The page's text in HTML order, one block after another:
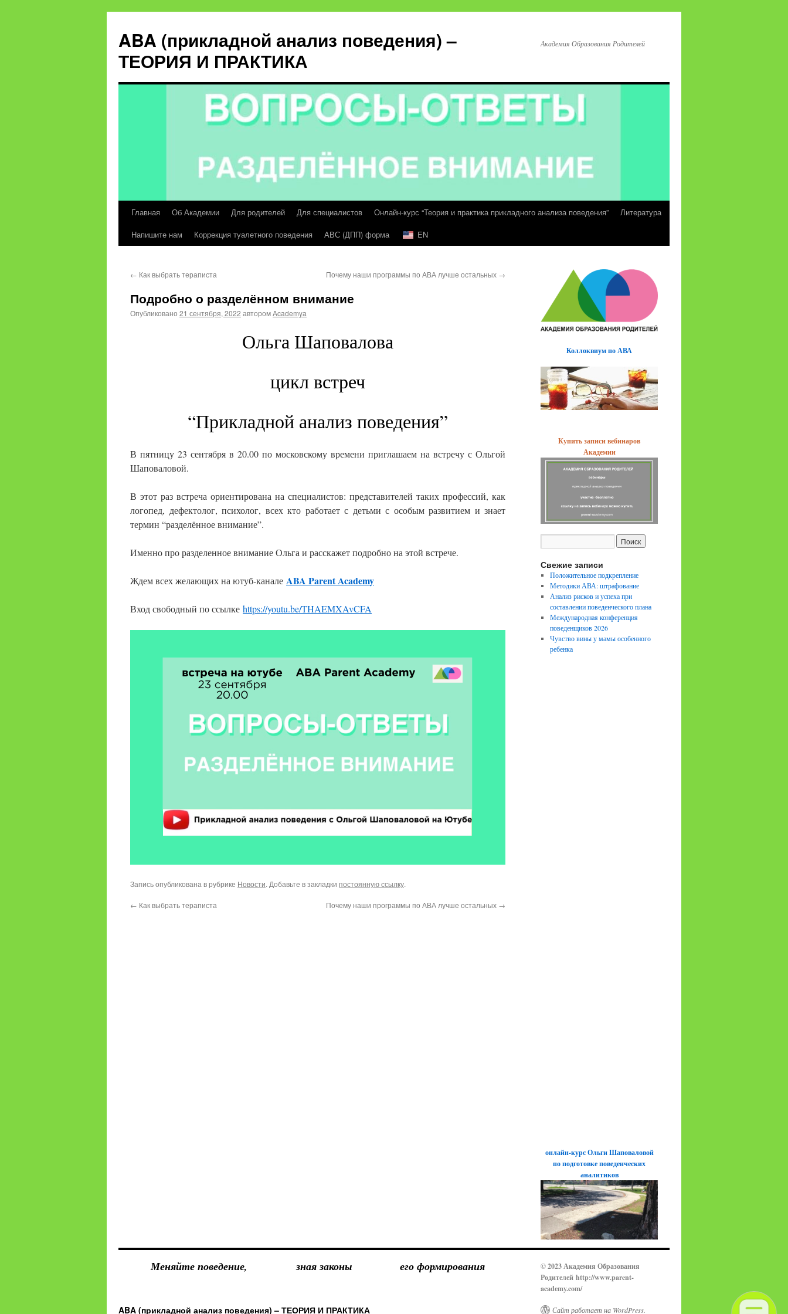
ABA (прикладной анализ поведения) –
ТЕОРИЯ И ПРАКТИКА
Академия Образования Родителей
Перейти
Главная Об Академии Для родителей Для специалистов Онлайн-курс “Теория и практика прикладного анализа поведения”
Литература
Напишите нам
Коррекция туалетного поведения АВС (ДПП) форма EN
← Как выбрать тераписта Почему наши программы по АВА лучше остальных →
Подробно о разделённом внимание
Опубликовано 21 сентября, 2022 авторомAcademya
Ольга Шаповалова
цикл встреч
“Прикладной анализ поведения”
В пятницу 23 сентября в 20.00 по московскому времени приглашаем на встречу с Ольгой
Шаповаловой.
В этот раз встреча ориентирована на специалистов: представителей таких профессий, как
логопед, дефектолог, психолог, всех кто работает с детьми с особым развитием и знает
термин “разделённое внимание”.
Именно про разделенное внимание Ольга и расскажет подробно на этой встрече.
Ждем всех желающих на ютуб-канале ABA Parent Academy
Вход свободный по ссылке https://youtu.be/THAEMXAvCFA
Запись опубликована в рубрике Новости. Добавьте в закладки постоянную ссылку.
← Как выбрать тераписта Почему наши программы по АВА лучше остальных →
Коллоквиум по АВА
Купить записи вебинаров
Академии
Свежие записи
Положительное подкрепление
Методики АВА: штрафование
Анализ рисков и успеха при
составлении поведенческого плана
Международная конференция
поведенщиков 2026
Чувство вины у мамы особенного
ребенка
онлайн-курс Ольги Шаповаловой
по подготовке поведенческих
аналитиков
Меняйте поведение, зная законы его формирования
© 2023 Академия Образования
Родителей http://www.parent-
academy.com/
ABA (прикладной анализ поведения) – ТЕОРИЯ И ПРАКТИКА Сайт работает на WordPress.